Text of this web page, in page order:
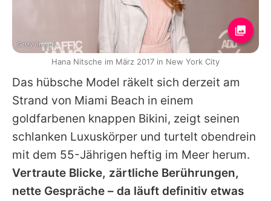
Das hübsche Model räkelt sich derzeit am
Strand von Miami Beach in einem
goldfarbenen knappen Bikini, zeigt seinen
schlanken Luxuskörper und turtelt obendrein
mit dem 55-Jährigen heftig im Meer herum.
Vertraute Blicke, zärtliche Berührungen,
nette Gespräche – da läuft definitiv etwas
Getty Images
Hana Nitsche im März 2017 in New York City